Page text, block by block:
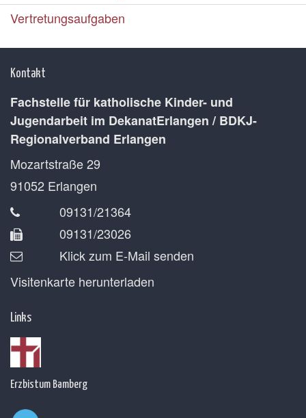
Vertretungsaufgaben
Kontakt
Fachstelle für katholische Kinder- und
Jugendarbeit im DekanatErlangen / BDKJ-
Regionalverband Erlangen
Mozartstraße 29
91052 Erlangen
09131/21364
09131/23026
Klick zum E-Mail senden
Visitenkarte herunterladen
Links
Erzbistum Bamberg